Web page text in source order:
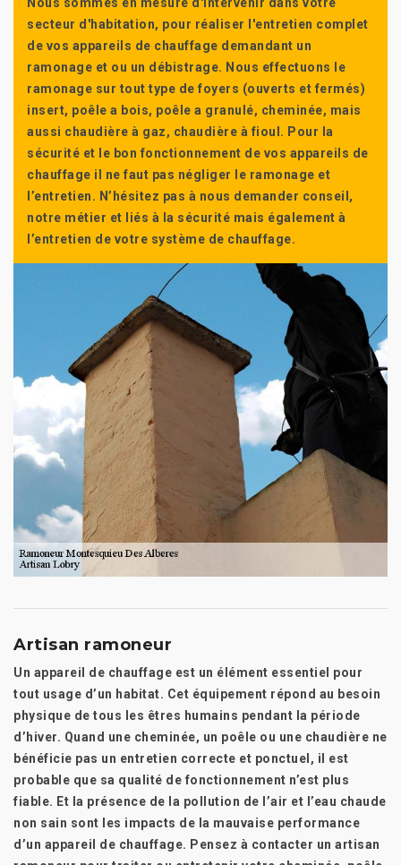
secteur d'habitation, pour réaliser l'entretien complet
de vos appareils de chauffage demandant un
ramonage et ou un débistrage. Nous effectuons le
ramonage sur tout type de foyers (ouverts et fermés)
insert, poêle a bois, poêle a granulé, cheminée, mais
aussi chaudière à gaz, chaudière à fioul. Pour la
sécurité et le bon fonctionnement de vos appareils de
chauffage il ne faut pas négliger le ramonage et
l’entretien. N’hésitez pas à nous demander conseil,
notre métier et liés à la sécurité mais également à
l’entretien de votre système de chauffage.
Artisan ramoneur
Un appareil de chauffage est un élément essentiel pour
tout usage d’un habitat. Cet équipement répond au besoin
physique de tous les êtres humains pendant la période
d’hiver. Quand une cheminée, un poêle ou une chaudière ne
bénéficie pas un entretien correcte et ponctuel, il est
probable que sa qualité de fonctionnement n’est plus
fiable. Et la présence de la pollution de l’air et l’eau chaude
non sain sont les impacts de la mauvaise performance
d’un appareil de chauffage. Pensez à contacter un artisan